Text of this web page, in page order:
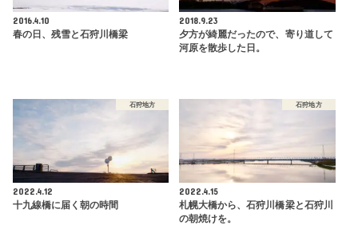
2016.4.10
春の日、残雪と石狩川橋梁
2018.9.23
夕方が綺麗だったので、寄り道して
河原を散歩した日。
石狩地方
2022.4.12
十九線橋に届く朝の時間
石狩地方
2022.4.15
札幌大橋から、石狩川橋梁と石狩川
の朝焼けを。